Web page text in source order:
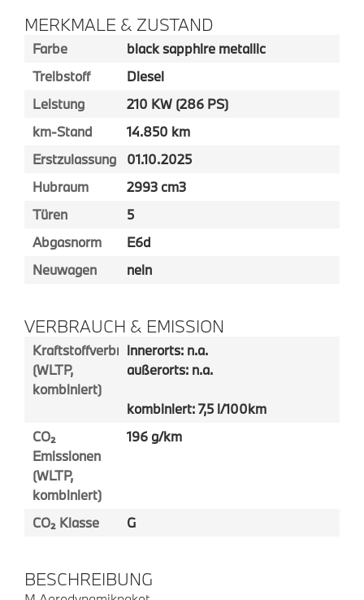
MERKMALE & ZUSTAND
Farbe
black sapphire metallic
Treibstoff
Diesel
Leistung
210 KW (286 PS)
km-Stand
14.850 km
Erstzulassung
01.10.2025
Hubraum
2993 cm3
Türen
5
Abgasnorm
E6d
Neuwagen
nein
VERBRAUCH & EMISSION
Kraftstoffverbrauch
(WLTP,
kombiniert)
innerorts: n.a.
außerorts: n.a.
kombiniert: 7,5 l/100km
CO₂
Emissionen
(WLTP,
kombiniert)
196 g/km
CO₂ Klasse G
BESCHREIBUNG